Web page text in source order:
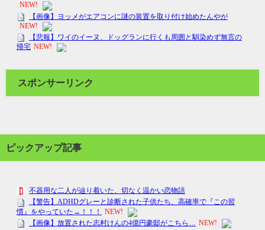
スポンサーリンク
ピックアップ記事